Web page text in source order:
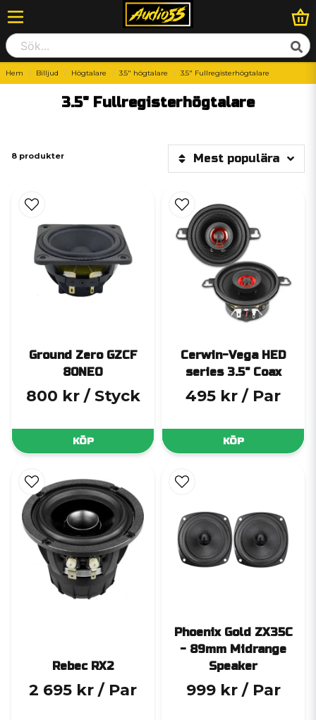
Hem Billjud Högtalare 3.5" högtalare 3.5" Fullregisterhögtalare
3.5" Fullregisterhögtalare
8 produkter Mest populära
Ground Zero GZCF
80NEO
800 kr / Styck
KÖP
Cerwin-Vega HED
series 3.5" Coax
495 kr / Par
KÖP
Rebec RX2
2 695 kr / Par
Phoenix Gold ZX35C
- 89mm Midrange
Speaker
999 kr / Par